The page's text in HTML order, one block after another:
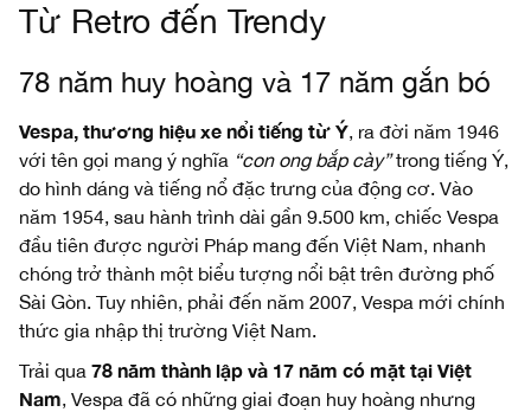
Từ Retro đến Trendy
78 năm huy hoàng và 17 năm gắn bó
Vespa, thương hiệu xe nổi tiếng từ Ý, ra đời năm 1946
với tên gọi mang ý nghĩa “con ong bắp cày”trong tiếng Ý,
do hình dáng và tiếng nổ đặc trưng của động cơ. Vào
năm 1954, sau hành trình dài gần 9.500 km, chiếc Vespa
đầu tiên được người Pháp mang đến Việt Nam, nhanh
chóng trở thành một biểu tượng nổi bật trên đường phố
Sài Gòn. Tuy nhiên, phải đến năm 2007, Vespa mới chính
thức gia nhập thị trường Việt Nam.
Trải qua 78 năm thành lập và 17 năm có mặt tại Việt
Nam, Vespa đã có những giai đoạn huy hoàng nhưng